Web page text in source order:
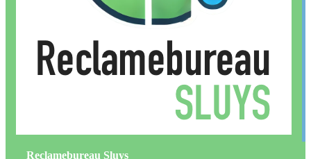
Reclamebureau Sluys